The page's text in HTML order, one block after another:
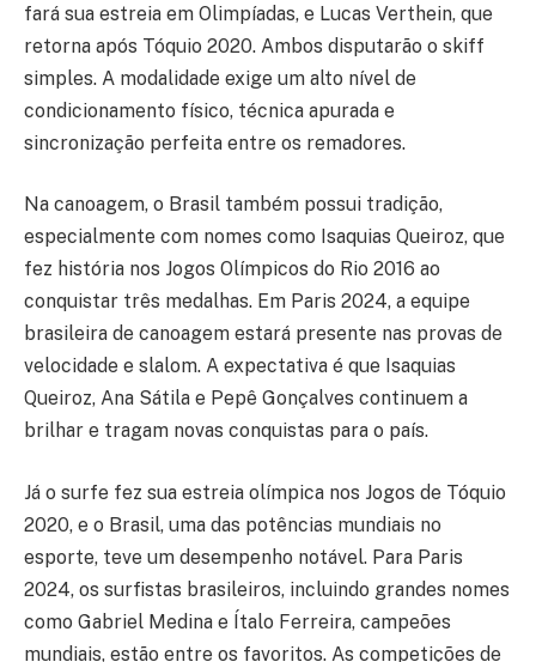
fará sua estreia em Olimpíadas, e Lucas Verthein, que
retorna após Tóquio 2020. Ambos disputarão o skiff
simples. A modalidade exige um alto nível de
condicionamento físico, técnica apurada e
sincronização perfeita entre os remadores.
Na canoagem, o Brasil também possui tradição,
especialmente com nomes como Isaquias Queiroz, que
fez história nos Jogos Olímpicos do Rio 2016 ao
conquistar três medalhas. Em Paris 2024, a equipe
brasileira de canoagem estará presente nas provas de
velocidade e slalom. A expectativa é que Isaquias
Queiroz, Ana Sátila e Pepê Gonçalves continuem a
brilhar e tragam novas conquistas para o país.
Já o surfe fez sua estreia olímpica nos Jogos de Tóquio
2020, e o Brasil, uma das potências mundiais no
esporte, teve um desempenho notável. Para Paris
2024, os surfistas brasileiros, incluindo grandes nomes
como Gabriel Medina e Ítalo Ferreira, campeões
mundiais, estão entre os favoritos. As competições de